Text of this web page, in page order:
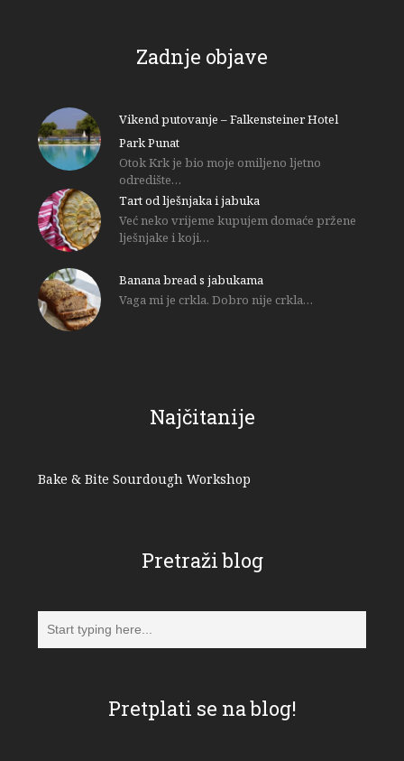
Zadnje objave
Vikend putovanje – Falkensteiner Hotel
Park Punat
Otok Krk je bio moje omiljeno ljetno
odredište…
Tart od lješnjaka i jabuka
Već neko vrijeme kupujem domaće pržene
lješnjake i koji…
Banana bread s jabukama
Vaga mi je crkla. Dobro nije crkla…
Najčitanije
Bake & Bite Sourdough Workshop
Pretraži blog
Pretplati se na blog!